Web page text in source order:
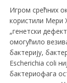
Игром срећних
користили Мери
„генетски
омогућило
бактерију,
Escherichia coli
бактериофага